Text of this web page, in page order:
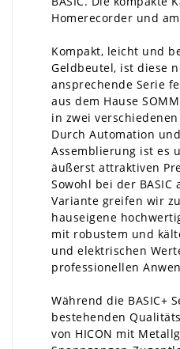
Homerecorder und
Kompakt, leicht und
Geldbeutel, ist diese
ansprechende Serie
aus dem Hause
in zwei verschiedenen
Durch Automation
Assemblierung ist es
äußerst attraktiven
Sowohl bei der BASIC
Variante greifen wir
hauseigene
mit robustem und
und elektrischen
professionellen
Während die BASIC+
bestehenden
von HICON mit